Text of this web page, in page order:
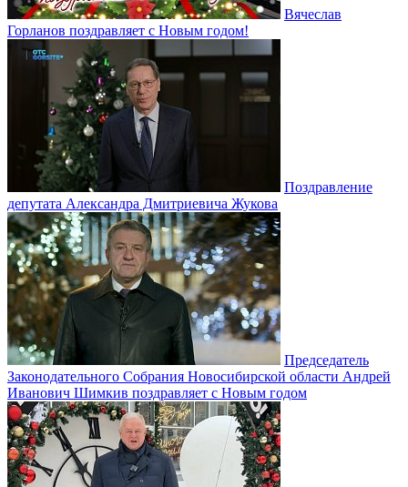
Вячеслав
Горланов поздравляет с Новым годом!
Поздравление
депутата Александра Дмитриевича Жукова
Председатель
Законодательного Собрания Новосибирской области Андрей
Иванович Шимкив поздравляет с Новым годом